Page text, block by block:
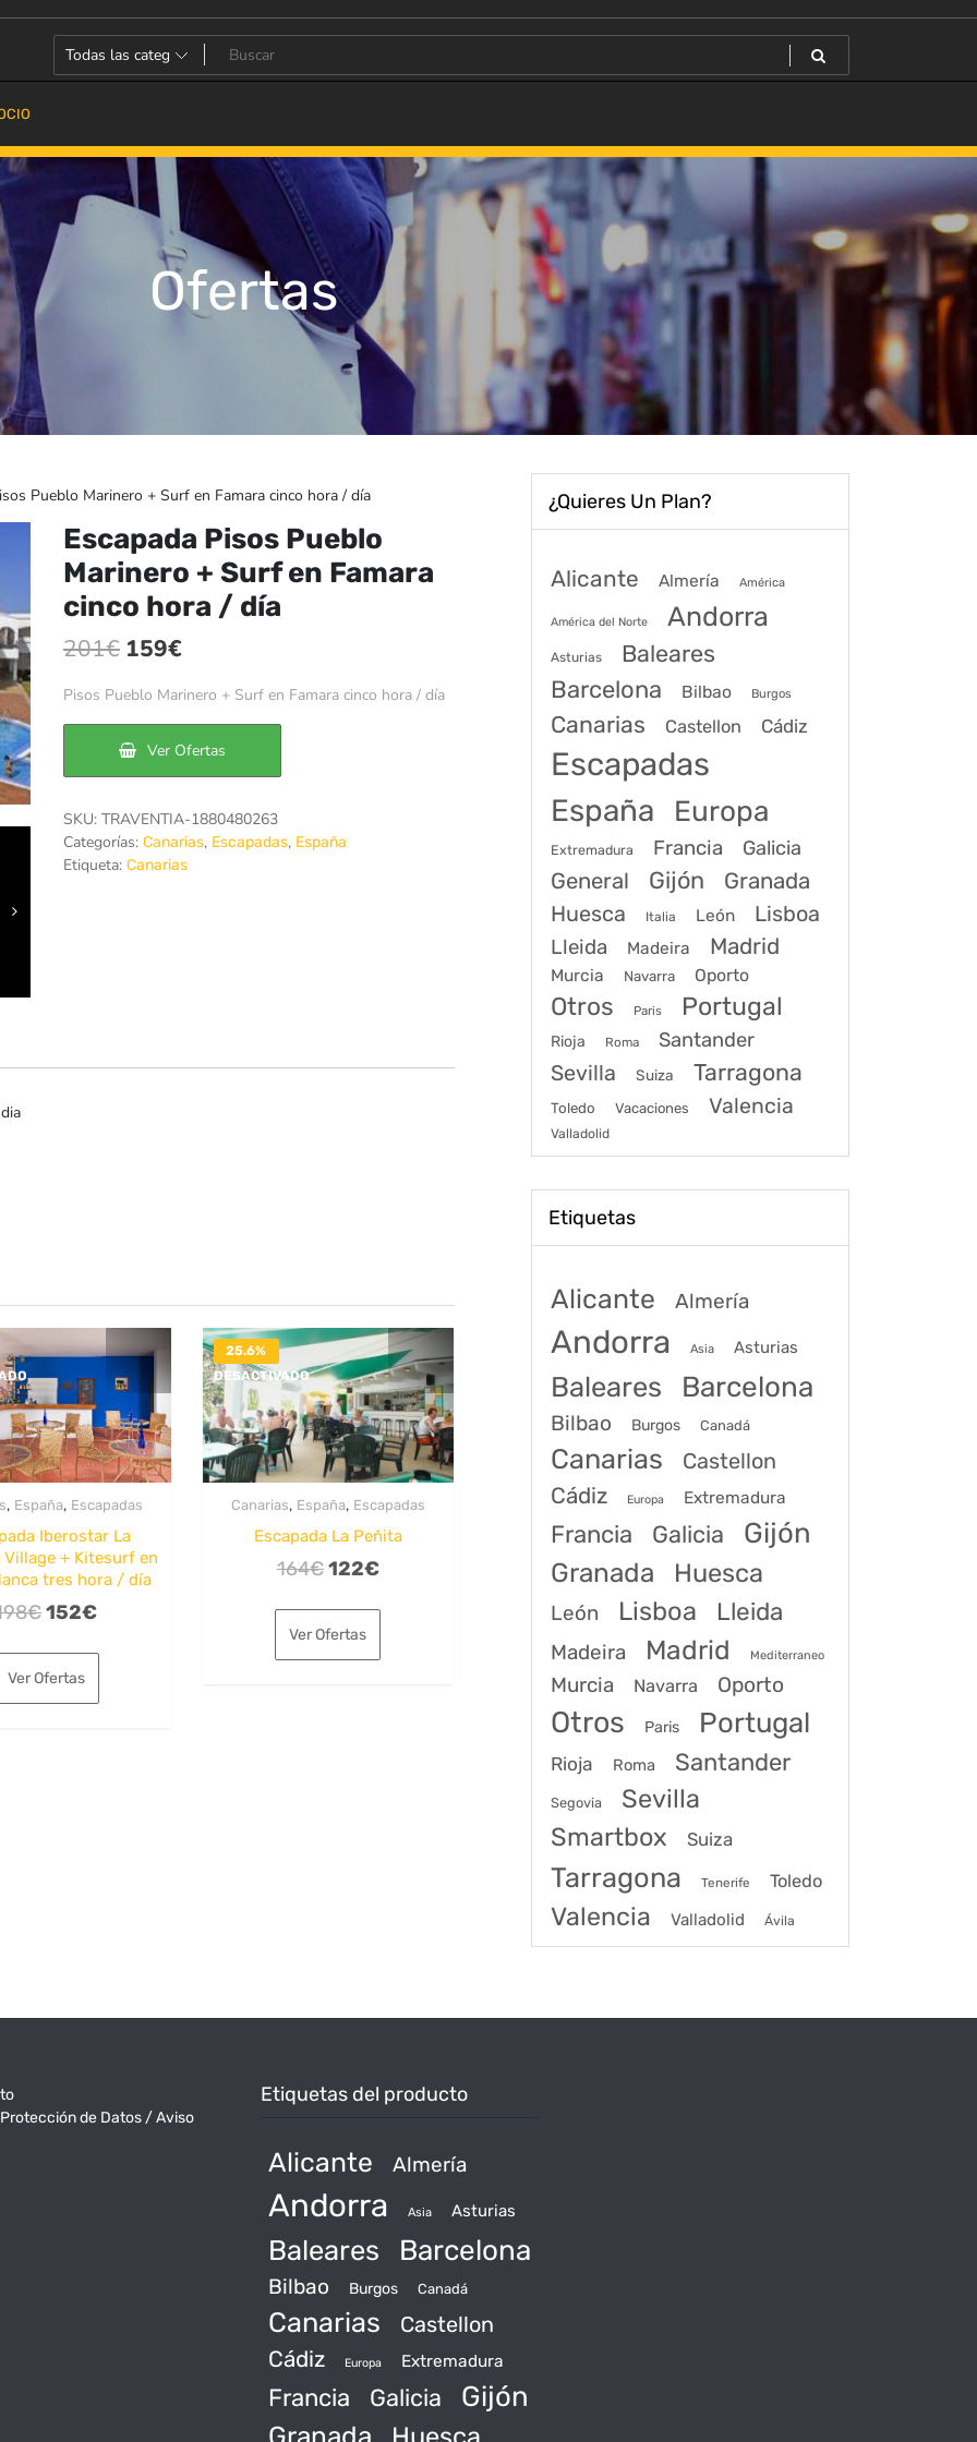
Ofertas
Pueblo Marinero + Surf en Famara cinco hora / día
Escapada Pisos Pueblo
Marinero + Surf en Famara
cinco hora / día
201€ El
precio
era:
201€.
159€El
precio
es:
159€.
Pisos Pueblo Marinero + Surf en Famara cinco hora / día
Ver Ofertas
SKU: TRAVENTIA-1880480263
Categorías: Canarias, Escapadas, España
Etiqueta: Canarias
, España, Escapadas
Iberostar La
Village + Kitesurf en
tres hora / día
€El
original
era:
152€El
es:
Ver Ofertas
25.6%
DESACTIVADO
Canarias, España, Escapadas
Escapada La Peñita
164€El
original
era:
122€El
es:
Ver Ofertas
¿Quieres Un Plan?
Alicante Almería América
América del Norte Andorra
Asturias Baleares
Barcelona Bilbao Burgos
Canarias Castellon Cádiz
Escapadas
España Europa
Extremadura Francia Galicia
General Gijón
Granada
Huesca
Italia León Lisboa
Lleida Madeira Madrid
Murcia Navarra Oporto
Otros Paris Portugal
Rioja Roma Santander
Sevilla Suiza Tarragona
Toledo Vacaciones Valencia
Valladolid
Etiquetas
Alicante Almería
Andorra Asia Asturias
Baleares Barcelona
Bilbao Burgos Canadá
Canarias
Castellon
Cádiz
Europa Extremadura
Francia Galicia Gijón
Granada Huesca
León Lisboa Lleida
Madeira Madrid Mediterraneo
Murcia Navarra Oporto
Otros Paris Portugal
Rioja Roma Santander
Segovia
Sevilla
Smartbox
Suiza
Tarragona Tenerife Toledo
Valencia Valladolid Ávila
de Datos / Aviso
Etiquetas del producto
Alicante Almería
Andorra Asia Asturias
Baleares Barcelona
Bilbao Burgos Canadá
Canarias
Castellon
Cádiz
Europa Extremadura
Francia Galicia Gijón